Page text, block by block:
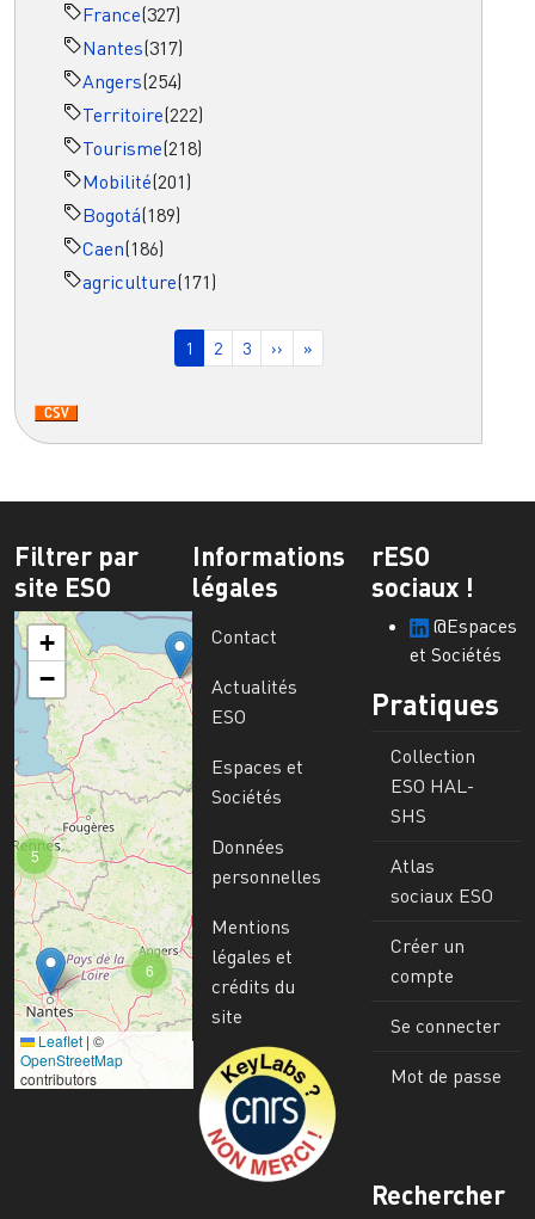
France(327)
Nantes(317)
Angers(254)
Territoire(222)
Tourisme(218)
Mobilité(201)
Bogotá(189)
Caen(186)
agriculture(171)
Page courante
1 Page
2 Page
3 Page suivante
›› Dernière page
»
Filtrer par
site ESO
6
5
+
−
Leaflet | ©
OpenStreetMap
contributors
Informations
légales
Contact
Actualités
ESO
Espaces et
Sociétés
Données
personnelles
Mentions
légales et
crédits du
site
Image
rESO
sociaux !
@Espaces
et Sociétés
Pratiques
Collection
ESO HAL-
SHS
Atlas
sociaux ESO
Créer un
compte
Se connecter
Mot de passe
Rechercher